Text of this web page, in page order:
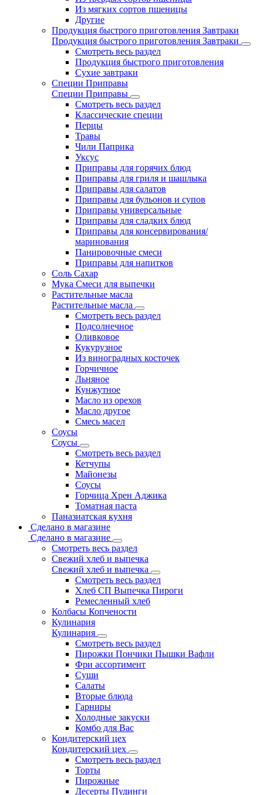
Из мягких сортов пшеницы
Другие
Продукция быстрого приготовления Завтраки
Продукция быстрого приготовления Завтраки
Смотреть весь раздел
Продукция быстрого приготовления
Сухие завтраки
Специи Приправы
Специи Приправы
Смотреть весь раздел
Классические специи
Перцы
Травы
Чили Паприка
Уксус
Приправы для горячих блюд
Приправы для гриля и шашлыка
Приправы для салатов
Приправы для бульонов и супов
Приправы универсальные
Приправы для сладких блюд
Приправы для консервирования/
маринования
Панировочные смеси
Приправы для напитков
Соль Сахар
Мука Смеси для выпечки
Растительные масла
Растительные масла
Смотреть весь раздел
Подсолнечное
Оливковое
Кукурузное
Из виноградных косточек
Горчичное
Льняное
Кунжутное
Масло из орехов
Масло другое
Смесь масел
Соусы
Соусы
Смотреть весь раздел
Кетчупы
Майонезы
Соусы
Горчица Хрен Аджика
Томатная паста
Паназиатская кухня
Сделано в магазине
Сделано в магазине
Смотреть весь раздел
Свежий хлеб и выпечка
Свежий хлеб и выпечка
Смотреть весь раздел
Хлеб СП Выпечка Пироги
Ремесленный хлеб
Колбасы Копчености
Кулинария
Кулинария
Смотреть весь раздел
Пирожки Пончики Пышки Вафли
Фри ассортимент
Суши
Салаты
Вторые блюда
Гарниры
Холодные закуски
Комбо для Вас
Кондитерский цех
Кондитерский цех
Смотреть весь раздел
Торты
Пирожные
Десерты Пудинги